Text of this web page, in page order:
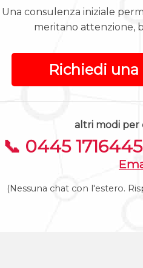
Una consulenza iniziale
meritano attenzione,
Richiedi una
altri modi per
📞 0445 1716445
(Nessuna chat con l'estero.